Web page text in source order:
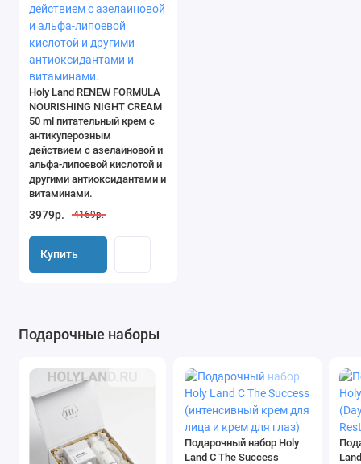
Holy Land RENEW FORMULA
NOURISHING NIGHT CREAM
50 ml питательный крем с
антикуперозным
действием с азелаиновой и
альфа-липоевой кислотой и
другими антиоксидантами и
витаминами.
3979р. 4169р.
Купить
Подарочные наборы
Подарочный набор Holy
Land C The Success